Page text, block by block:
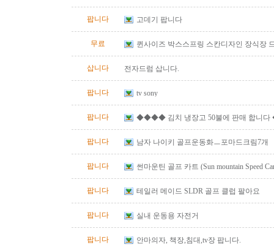
팝니다 고데기 팝니다
무료 퀸사이즈 박스스프링 스칸디자인 장식장
삽니다 전자드럼 삽니다.
팝니다 tv sony
팝니다 ◆◆◆◆ 김치 냉장고 50불에 판매 합니
팝니다 남자 나이키 골프운동화ㅡ포마드크림7개
팝니다 썬마운틴 골프 카트 (Sun mountain Speed
팝니다 테일러 메이드 SLDR 골프 클럽 팔아요
팝니다 실내 운동용 자전거
팝니다 안마의자, 책장,침대,tv장 팝니다.